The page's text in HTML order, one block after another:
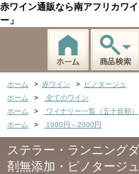
赤ワイン通販なら南アフリカワ
ー」
ホーム > 赤ワイン >
ピノタージュ
ホーム
>
全てのワイン
ホーム
> ワイナリー一覧（五十音順）
ホーム
> 1000円～2000円
ステラー・ランニング
剤無添加・ピノタージ